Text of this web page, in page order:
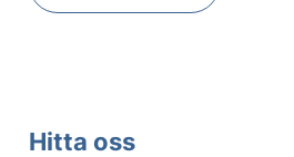
Hitta oss